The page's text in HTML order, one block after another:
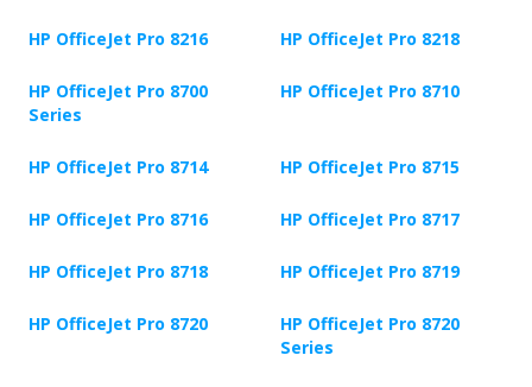
HP OfficeJet Pro 8216 HP OfficeJet Pro 8218
HP OfficeJet Pro 8700
Series
HP OfficeJet Pro 8710
HP OfficeJet Pro 8714 HP OfficeJet Pro 8715
HP OfficeJet Pro 8716 HP OfficeJet Pro 8717
HP OfficeJet Pro 8718 HP OfficeJet Pro 8719
HP OfficeJet Pro 8720
HP OfficeJet Pro 8720
Series